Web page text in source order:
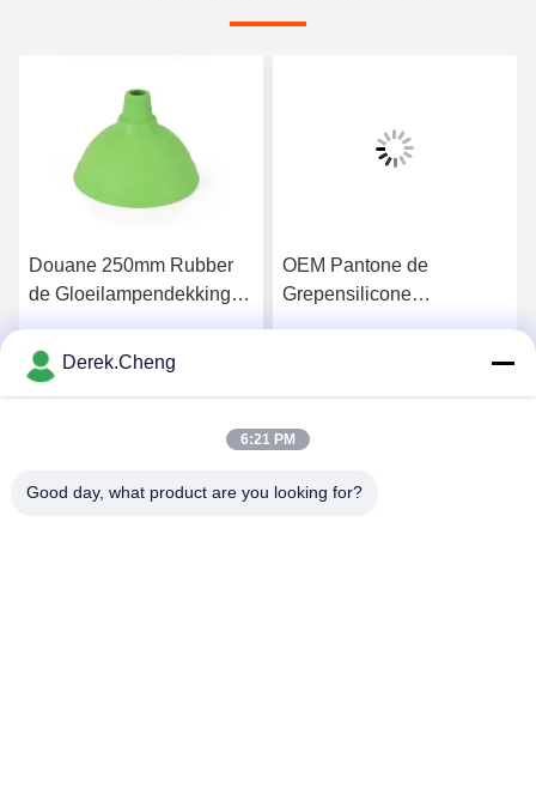
Douane 250mm Rubber
de Gloeilampendekking
Krijg Beste Prijs
OEM Pantone de
Grepensilicone
Derek.Cheng
6:21 PM
Good day, what product are you looking for?